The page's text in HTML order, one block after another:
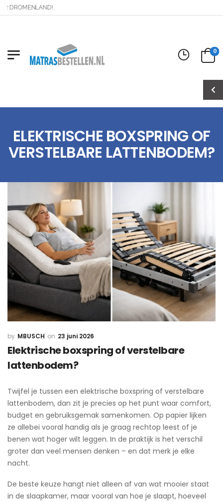
0
ELEKTRISCHE BOXSPRING OF
VERSTELBARE LATTENBODEM?
MBUSCH 23 juni 2026
Elektrische boxspring of verstelbare
lattenbodem?
Twijfel je tussen een elektrische boxspring of verstelbare
lattenbodem, dan zit je precies op het punt waar comfort,
budget en gebruiksgemak samenkomen. Op papier lijken
ze allebei vooral handig als je graag rechtop leest of je
benen wat hoger wilt leggen. In de praktijk is het verschil
groter dan veel mensen denken – en dat merk je elke
nacht.
De beste keuze hangt niet alleen af van wat mooier staat
in de slaapkamer, maar vooral van hoe je slaapt, hoeveel